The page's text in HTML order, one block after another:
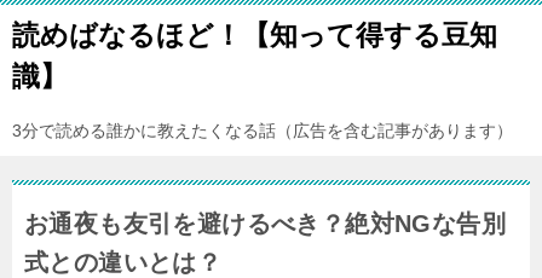
読めばなるほど！【知って得する豆知
識】
3分で読める誰かに教えたくなる話（広告を含む記事があります）
お通夜も友引を避けるべき？絶対NGな告別
式との違いとは？